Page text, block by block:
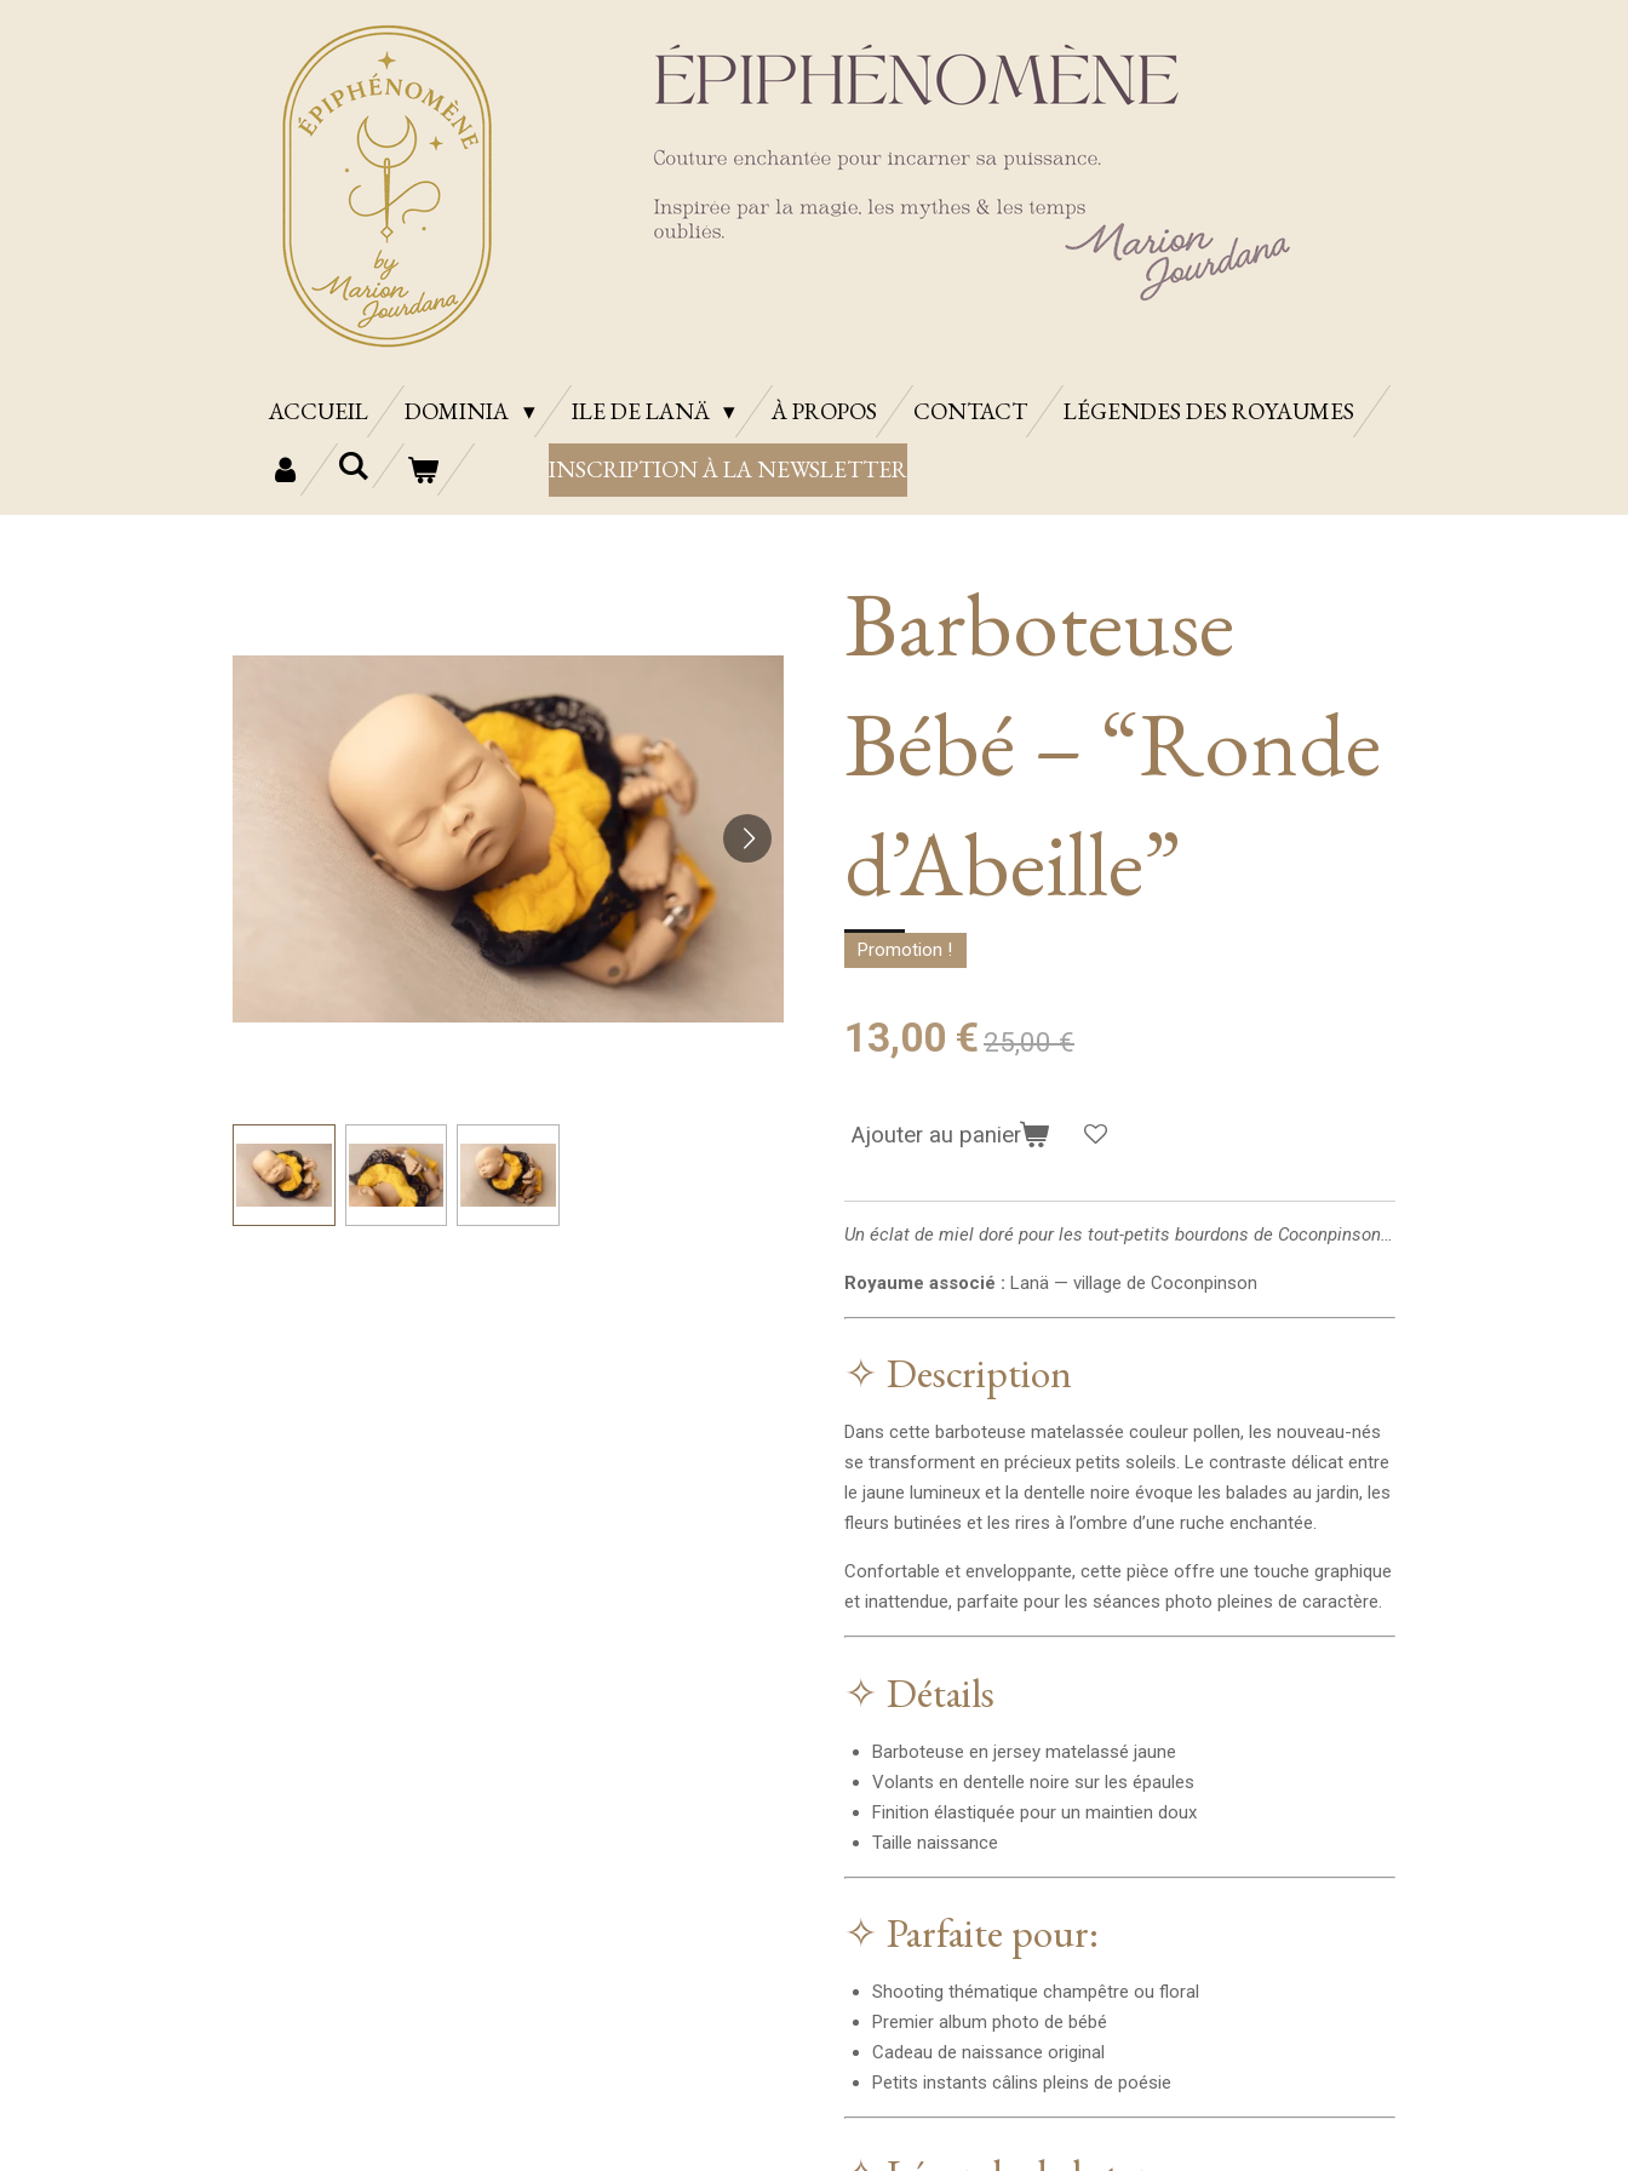
ACCUEIL DOMINIA ILE DE LANÄ À PROPOS CONTACT
LÉGENDES DES ROYAUMES
INSCRIPTION À LA NEWSLETTER
Barboteuse
Bébé – “Ronde
d’Abeille”
Promotion !
13,00 €25,00 €
Ajouter au panier
Un éclat de miel doré pour les tout-petits bourdons de Coconpinson…
Royaume associé : Lanä — village de Coconpinson
✧ Description
Dans cette barboteuse matelassée couleur pollen, les nouveau-nés
se transforment en précieux petits soleils. Le contraste délicat entre
le jaune lumineux et la dentelle noire évoque les balades au jardin, les
fleurs butinées et les rires à l’ombre d’une ruche enchantée.
Confortable et enveloppante, cette pièce offre une touche graphique
et inattendue, parfaite pour les séances photo pleines de caractère.
✧ Détails
Barboteuse en jersey matelassé jaune
Volants en dentelle noire sur les épaules
Finition élastiquée pour un maintien doux
Taille naissance
✧ Parfaite pour:
Shooting thématique champêtre ou floral
Premier album photo de bébé
Cadeau de naissance original
Petits instants câlins pleins de poésie